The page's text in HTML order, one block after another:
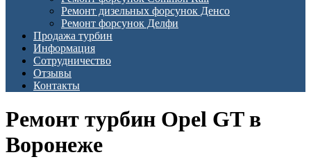
Ремонт дизельных форсунок Денсо
Ремонт форсунок Делфи
Продажа турбин
Информация
Сотрудничество
Отзывы
Контакты
Ремонт турбин Opel GT в
Воронеже